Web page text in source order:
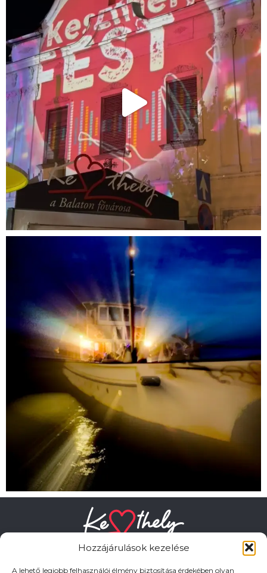
Hozzájárulások kezelése
A lehető legjobb felhasználói élmény biztosítása érdekében olyan